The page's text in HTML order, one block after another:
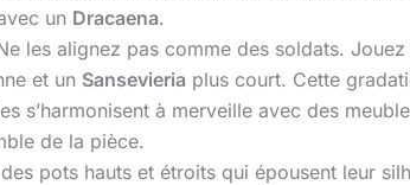
un Dracaena.
les alignez pas comme des soldats.
et un Sansevieria plus court. Cette
s’harmonisent à merveille avec des
de la pièce.
pots hauts et étroits qui épousent leur